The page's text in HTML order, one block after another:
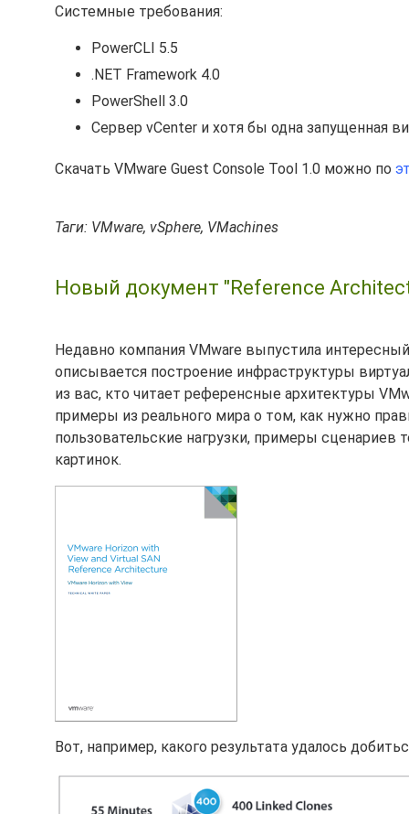
Системные требования:
PowerCLI 5.5
.NET Framework 4.0
PowerShell 3.0
Сервер vCenter и хотя бы одна запущенная
Скачать VMware Guest Console Tool 1.0 можно по
Таги: VMware, vSphere, VMachines
Новый документ "Reference
Недавно компания VMware выпустила
описывается построение инфраструктуры
из вас, кто читает референсные архитектуры
примеры из реального мира о том, как нужно
пользовательские нагрузки, примеры
картинок.
Вот, например, какого результата удалось